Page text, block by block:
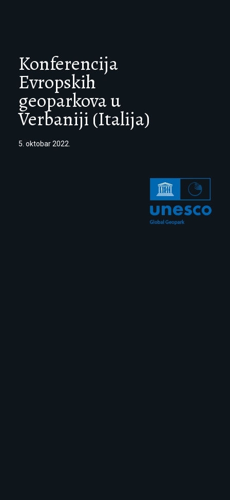
Konferencija
Evropskih
geoparkova u
Verbaniji (Italija)
5. oktobar 2022.